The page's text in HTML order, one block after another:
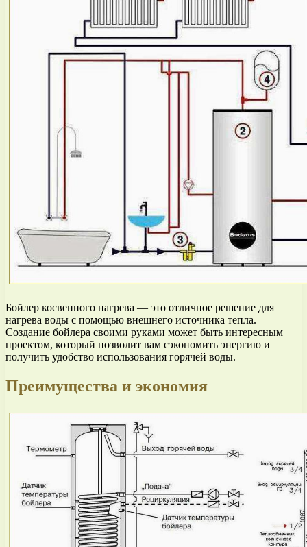
Бойлер косвенного нагрева — это отличное решение для
нагрева воды с помощью внешнего источника тепла.
Создание бойлера своими руками может быть интересным
проектом, который позволит вам сэкономить энергию и
получить удобство использования горячей воды.
Преимущества и экономия